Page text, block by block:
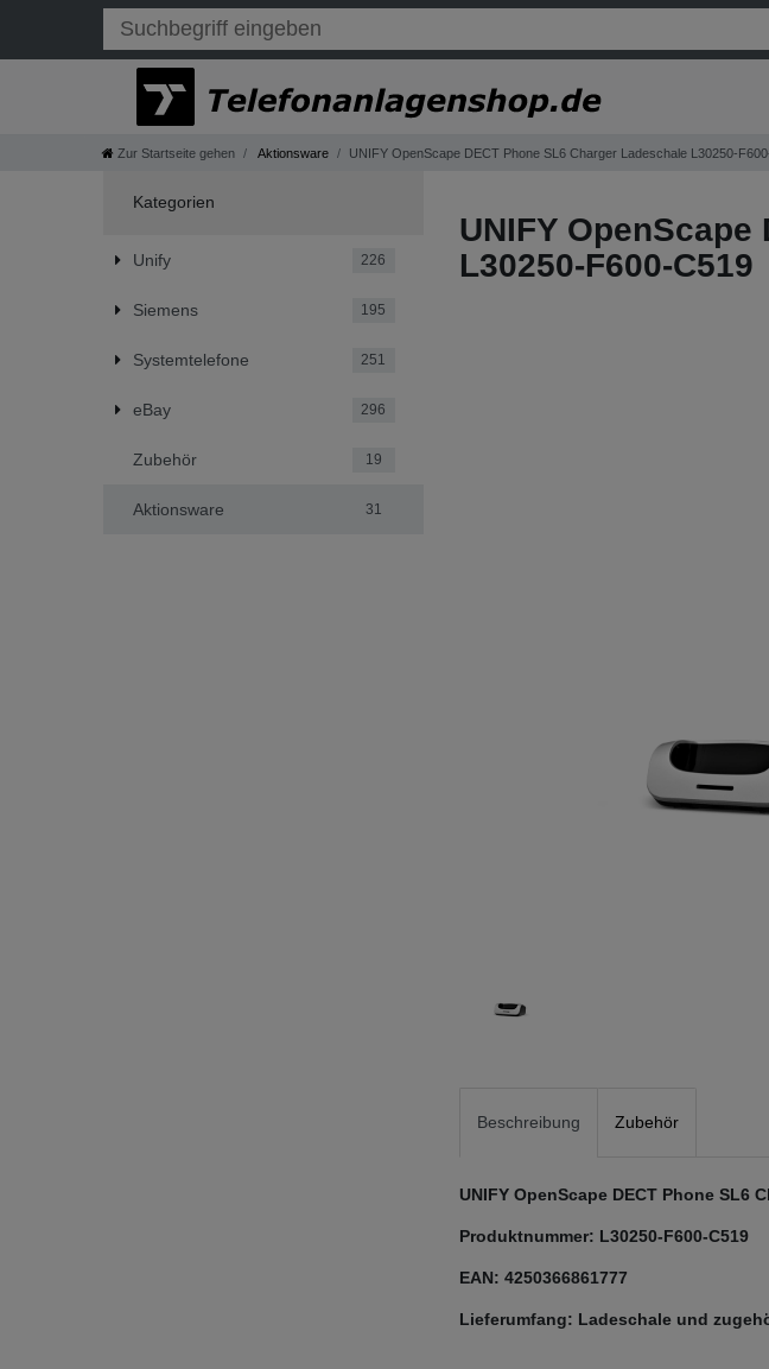
Zur Startseite gehen Aktionsware UNIFY OpenScape DECT Phone SL6 Charger Ladeschale L30250-
Kategorien
Unify 226
Siemens 195
Systemtelefone 251
eBay 296
Zubehör 19
Aktionsware 31
UNIFY
L30250-F600-C519
Beschreibung Zubehör
UNIFY OpenScape DECT Phone SL6
Produktnummer: L30250-F600-C519
EAN: 4250366861777
Lieferumfang: Ladeschale und